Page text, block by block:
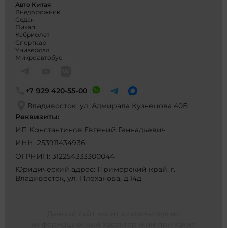
+7 929 420-55-00
Владивосток, ул. Адмирала Кузнецова 40Б
Реквизиты:
ИП Константинов Евгений Геннадьевич
ИНН: 253911434936
ОГРНИП: 312254333300044
Юридический адрес: Приморский край, г.
Владивосток, ул. Плеханова, д.14д
Авто Китая
Внедорожник
Седан
Пикап
Кабриолет
Спорткар
Универсал
Микроавтобус